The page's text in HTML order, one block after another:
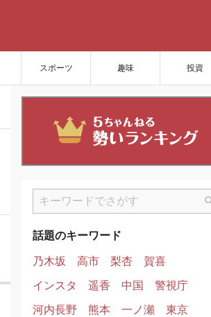
スポーツ 趣味 投資
話題のキーワード
乃木坂
高市 梨杏
賀喜
インスタ
遥香 中国
警視庁
河内長野
熊本 一ノ瀬
東京